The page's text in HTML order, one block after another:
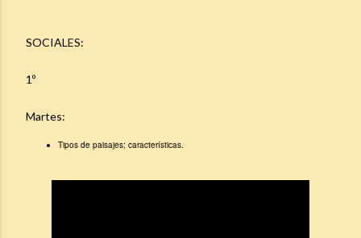
SOCIALES:
1º
Martes:
Tipos de paisajes; características.